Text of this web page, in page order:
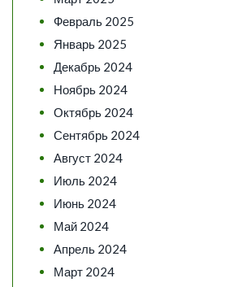
Февраль 2025
Январь 2025
Декабрь 2024
Ноябрь 2024
Октябрь 2024
Сентябрь 2024
Август 2024
Июль 2024
Июнь 2024
Май 2024
Апрель 2024
Март 2024